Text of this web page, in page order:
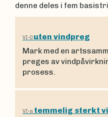
denne deles i fem
VI-0 uten vindpreg
Mark med en
preges av
prosess.
VI-a temmelig sterkt